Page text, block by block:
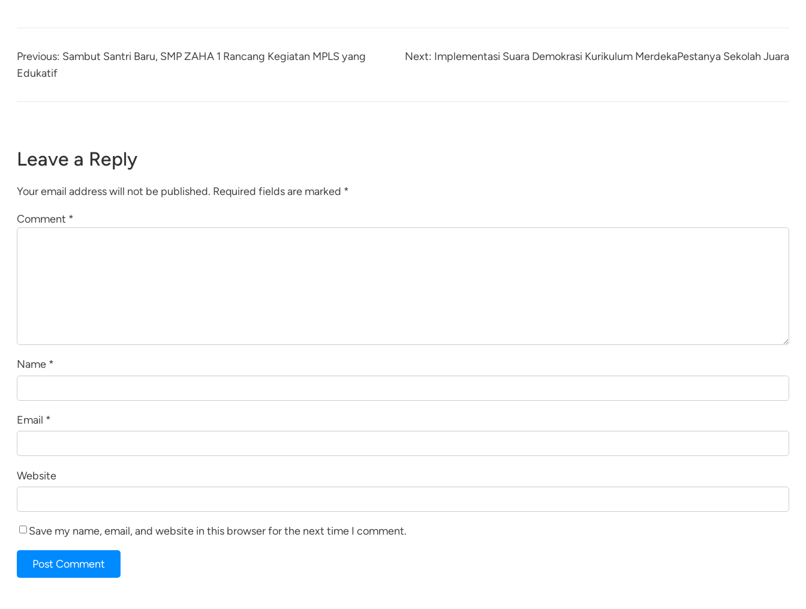
Previous: Sambut Santri Baru, SMP ZAHA 1 Rancang Kegiatan MPLS yang
Edukatif
Next: Implementasi Suara Demokrasi Kurikulum MerdekaPestanya Sekolah Juara
Leave a Reply
Your email address will not be published. Required fields are marked *
Comment *
Name *
Email *
Website
Save my name, email, and website in this browser for the next time I comment.